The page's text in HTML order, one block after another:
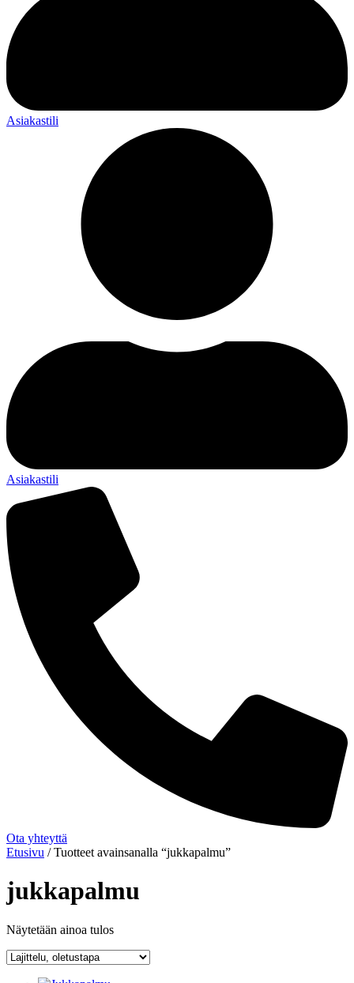
Asiakastili
Asiakastili
Ota yhteyttä
Etusivu / Tuotteet avainsanalla “jukkapalmu”
jukkapalmu
Näytetään ainoa tulos